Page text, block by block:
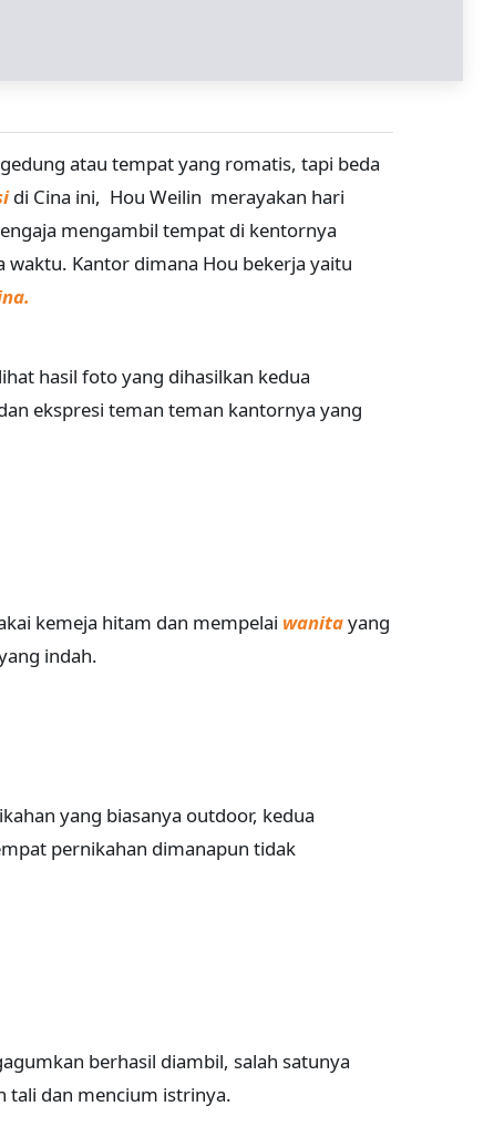
atau tempat yang romatis, tapi beda
di Cina ini, Hou Weilin merayakan hari
mengambil tempat di kentornya
Kantor dimana Hou bekerja yaitu
hasil foto yang dihasilkan kedua
ekspresi teman teman kantornya yang
kemeja hitam dan mempelai wanitayang
indah.
yang biasanya outdoor, kedua
pernikahan dimanapun tidak
berhasil diambil, salah satunya
tali dan mencium istrinya.